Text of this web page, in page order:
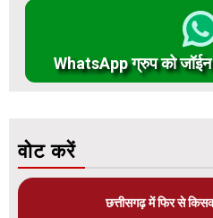
WhatsApp ग्रुप को
वोट करें
छत्तीसगढ़ में फिर से